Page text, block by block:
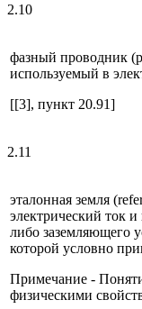
2.10
фазный проводник
используемый в
[[3], пункт 20.91]
2.11
эталонная земля
электрический ток
либо заземляющего
которой условно
Примечание -
физическими